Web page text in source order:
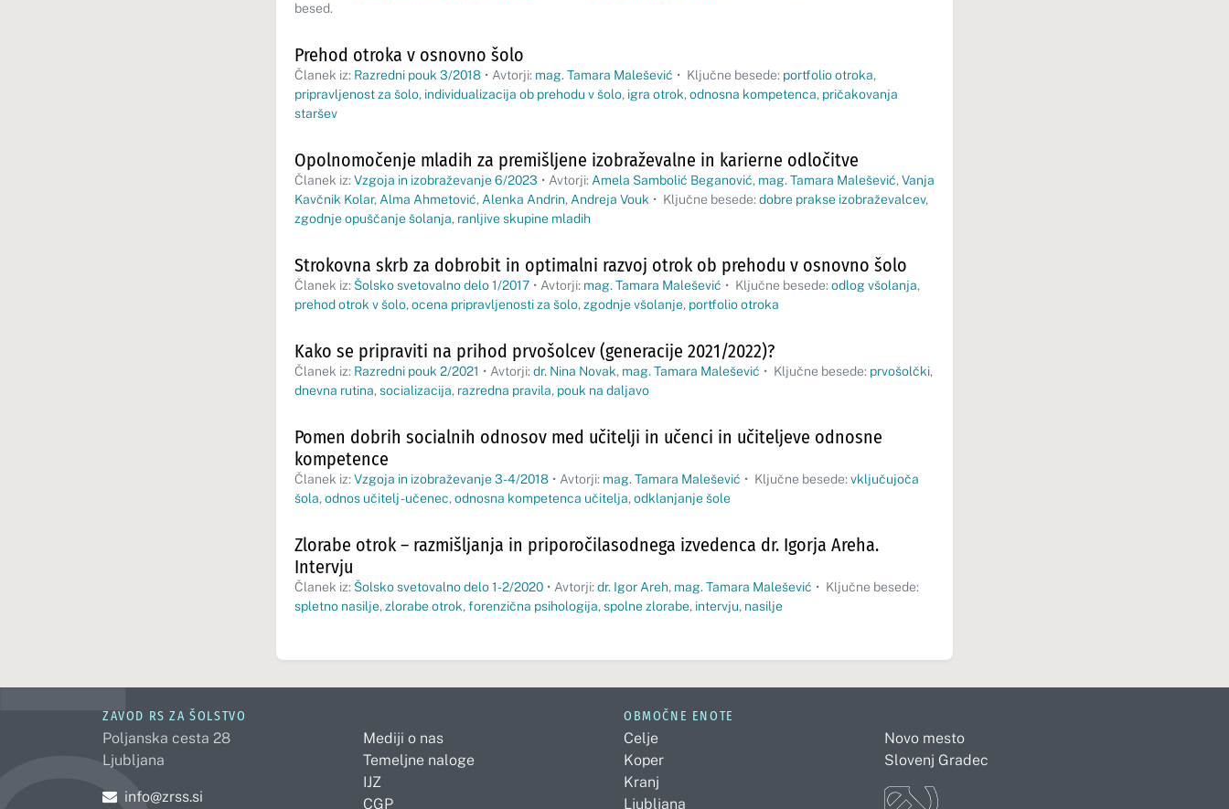
besed.
Prehod otroka v osnovno šolo
Članek iz: Razredni pouk 3/2018 • Avtorji: mag. Tamara Malešević • Ključne besede: portfolio otroka,
pripravljenost za šolo, individualizacija ob prehodu v šolo, igra otrok, odnosna kompetenca, pričakovanja
staršev
Opolnomočenje mladih za premišljene izobraževalne in karierne odločitve
Članek iz: Vzgoja in izobraževanje 6/2023 • Avtorji: Amela Sambolić Beganović, mag. Tamara Malešević, Vanja
Kavčnik Kolar, Alma Ahmetović, Alenka Andrin, Andreja Vouk • Ključne besede: dobre prakse izobraževalcev,
zgodnje opuščanje šolanja, ranljive skupine mladih
Strokovna skrb za dobrobit in optimalni razvoj otrok ob prehodu v osnovno šolo
Članek iz: Šolsko svetovalno delo 1/2017 • Avtorji: mag. Tamara Malešević • Ključne besede: odlog všolanja,
prehod otrok v šolo, ocena pripravljenosti za šolo, zgodnje všolanje, portfolio otroka
Kako se pripraviti na prihod prvošolcev (generacije 2021/2022)?
Članek iz: Razredni pouk 2/2021 • Avtorji: dr. Nina Novak, mag. Tamara Malešević • Ključne besede: prvošolčki,
dnevna rutina, socializacija, razredna pravila, pouk na daljavo
Pomen dobrih socialnih odnosov med učitelji in učenci in učiteljeve odnosne
kompetence
Članek iz: Vzgoja in izobraževanje 3-4/2018 • Avtorji: mag. Tamara Malešević • Ključne besede: vključujoča
šola, odnos učitelj - učenec, odnosna kompetenca učitelja, odklanjanje šole
Zlorabe otrok – razmišljanja in priporočilasodnega izvedenca dr. Igorja Areha.
Intervju
Članek iz: Šolsko svetovalno delo 1-2/2020 • Avtorji: dr. Igor Areh, mag. Tamara Malešević • Ključne besede:
spletno nasilje, zlorabe otrok, forenzična psihologija, spolne zlorabe, intervju, nasilje
ZAVOD RS ZA ŠOLSTVO
Poljanska cesta 28
Ljubljana
Pošljite e-mail na
info@zrss.si
Mediji o nas
Temeljne naloge
IJZ
CGP
OBMOČNE ENOTE
Celje
Koper
Kranj
Ljubljana
Novo mesto
Slovenj Gradec